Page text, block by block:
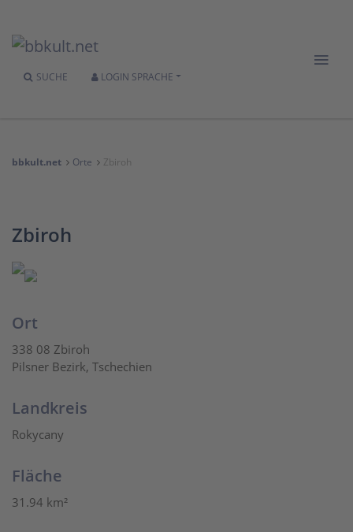
SUCHE LOGIN SPRACHE
bbkult.net Orte Zbiroh
Zbiroh
Ort
338 08 Zbiroh
Pilsner Bezirk, Tschechien
Landkreis
Rokycany
Fläche
31.94 km²